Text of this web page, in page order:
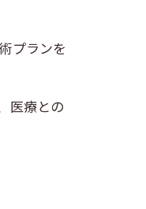
プランを
医療との